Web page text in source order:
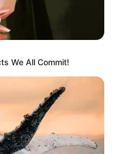
We All Commit!